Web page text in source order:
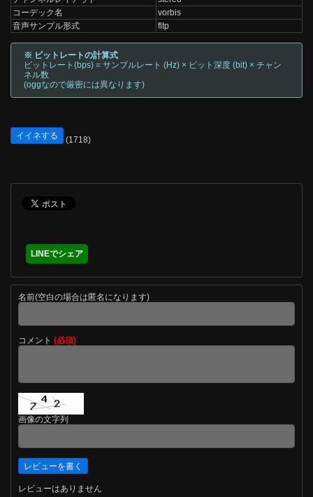
コーデック名
vorbis
音声サンプル形式
fltp
※ ビットレートの計算式
ビットレート(bps) = サンプルレート (Hz) × ビット深度 (bit) × チャン
ネル数
(oggなので厳密には異なります)
イイネする (1718)
LINEでシェア
名前(空白の場合は匿名になります)
コメント (必須)
画像の文字列
レビューはありません